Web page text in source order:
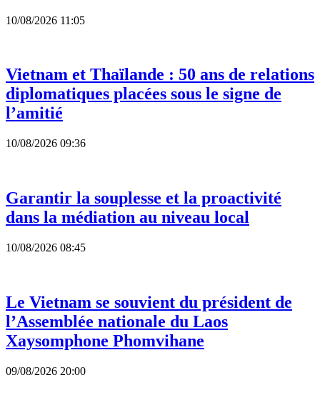
10/08/2026 11:05
Vietnam et Thaïlande : 50 ans de relations
diplomatiques placées sous le signe de
l’amitié
10/08/2026 09:36
Garantir la souplesse et la proactivité
dans la médiation au niveau local
10/08/2026 08:45
Le Vietnam se souvient du président de
l’Assemblée nationale du Laos
Xaysomphone Phomvihane
09/08/2026 20:00